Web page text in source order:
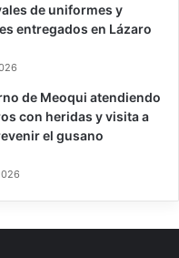
de uniformes y
entregados en Lázaro
de Meoqui atendiendo
con heridas y visita a
el gusano